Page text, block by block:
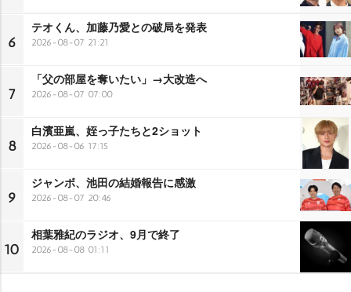
6
テオくん、加藤乃愛との破局を発表
2026-08-07 21:21
7
「父の部屋を奪いたい」→大改造へ
2026-08-07 07:00
8
白濱亜嵐、姪っ子たちと2ショット
2026-08-06 17:15
9
ジャンボ、池田の結婚報告に感激
2026-08-07 20:46
10
相葉雅紀のラジオ、9月で終了
2026-08-08 01:11